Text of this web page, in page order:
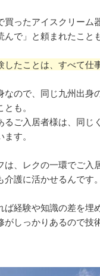
買ったアイスクリーム
で」と頼まれたこと
たことは、すべて仕
なので、同じ九州出身
も。
るご入居者様は、同じ
す。
は、レクの一環でご入
護に活かせるんです。
ば経験や知識の差を埋
がしっかりあるので技